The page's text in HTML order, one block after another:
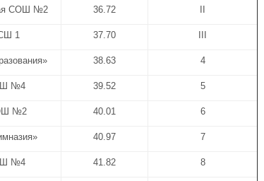
СОШ №2 36.72
1 37.70
38.63 4
№4 39.52 5
№2 40.01 6
40.97 7
№4 41.82 8